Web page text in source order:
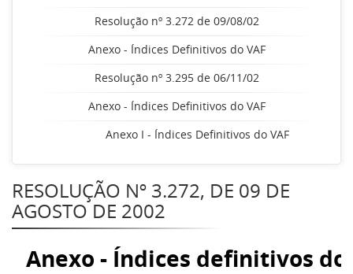
Resolução nº 3.272 de 09/08/02
Anexo - Índices Definitivos do VAF
Resolução nº 3.295 de 06/11/02
Anexo - Índices Definitivos do VAF
Anexo I - Índices Definitivos do VAF
RESOLUÇÃO Nº 3.272, DE 09 DE
AGOSTO DE 2002
Anexo - Índices definitivos do